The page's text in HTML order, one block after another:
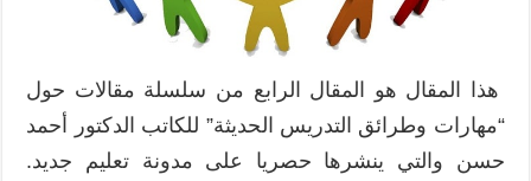
هذا المقال هو المقال الرابع من سلسلة مقالات حول
“مهارات وطرائق التدريس الحديثة” للكاتب الدكتور أحمد
حسن والتي ينشرها حصريا على مدونة تعليم جديد.